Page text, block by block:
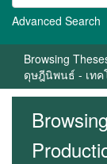
Advanced Search
Browsing
ดุษฎีนิพนธ์ - เทค